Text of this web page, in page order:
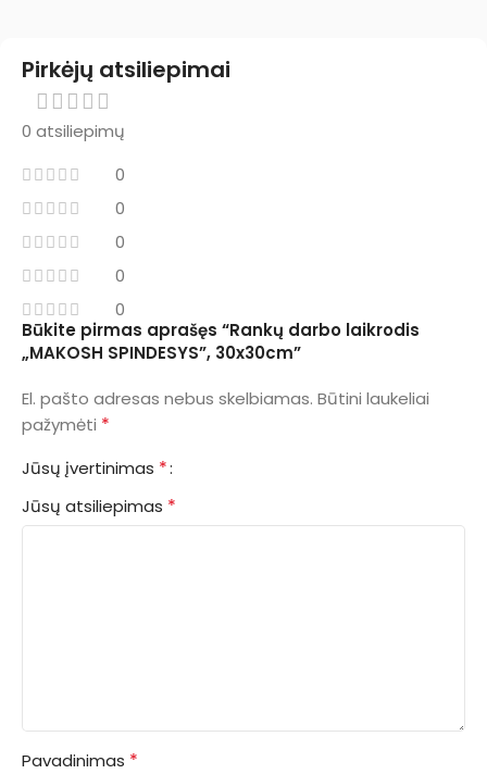
Pirkėjų atsiliepimai
0 atsiliepimų
0
0
0
0
0
Būkite pirmas aprašęs “Rankų darbo laikrodis
„MAKOSH SPINDESYS”, 30x30cm”
El. pašto adresas nebus skelbiamas. Būtini laukeliai
pažymėti *
Jūsų įvertinimas *
Jūsų atsiliepimas *
Pavadinimas *